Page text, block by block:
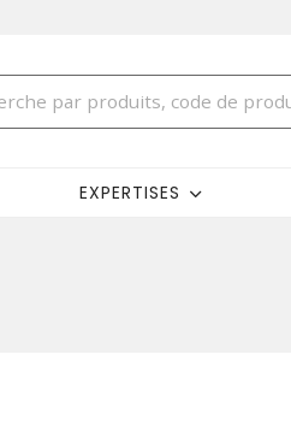
EXPERTISES